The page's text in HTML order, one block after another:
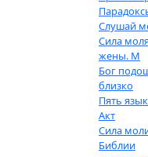
Слушай
Сила
жены. М
Бог
близко
Пять
Акт
Сила
Библии